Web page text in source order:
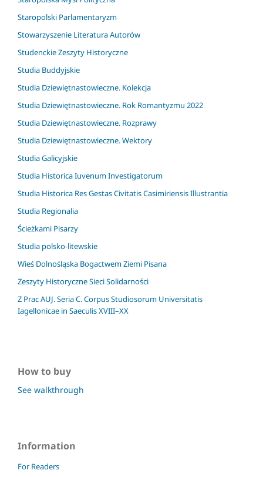
Staropolski Parlamentaryzm
Stowarzyszenie Literatura Autorów
Studenckie Zeszyty Historyczne
Studia Buddyjskie
Studia Dziewiętnastowieczne. Kolekcja
Studia Dziewiętnastowieczne. Rok Romantyzmu 2022
Studia Dziewiętnastowieczne. Rozprawy
Studia Dziewiętnastowieczne. Wektory
Studia Galicyjskie
Studia Historica Iuvenum Investigatorum
Studia Historica Res Gestas Civitatis Casimiriensis Illustrantia
Studia Regionalia
Ścieżkami Pisarzy
Studia polsko-litewskie
Wieś Dolnośląska Bogactwem Ziemi Pisana
Zeszyty Historyczne Sieci Solidarności
Z Prac AUJ. Seria C. Corpus Studiosorum Universitatis
Iagellonicae in Saeculis XVIII–XX
How to buy
See walkthrough
Information
For Readers